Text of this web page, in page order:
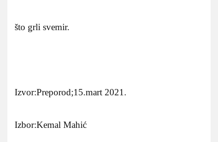
što grli svemir.
Izvor:Preporod;15.mart 2021.
Izbor:Kemal Mahić